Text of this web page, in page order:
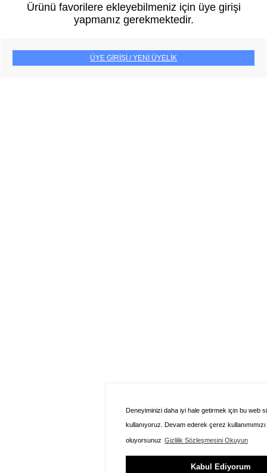
Deneyiminizi daha iyi hale getirmek için bu web
kullanıyoruz. Devam ederek çerez
oluyorsunuz Gizlilik Sözleşmesini Okuyun
Kabul Ediyorum
Ürünü favorilere ekleyebilmeniz için üye girişi
yapmanız gerekmektedir.
ÜYE GİRİŞİ / YENİ ÜYELİK